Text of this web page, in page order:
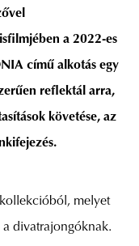
a 2022-es
című alkotás egy
reflektál arra,
követése, az
melyet
a divatrajongóknak.